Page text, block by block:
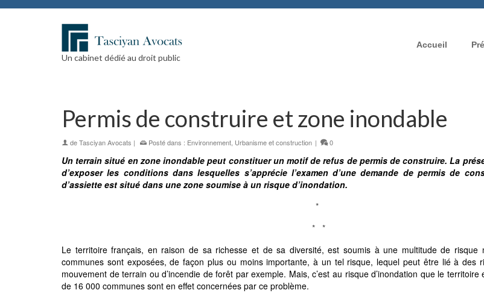
Un cabinet dédié au droit public
Accueil
Permis de construire et zone inondable
deTasciyan Avocats | Posté dans : Environnement, Urbanisme et construction | 0
Un terrain situé en zone inondable peut constituer un motif de refus de permis de construire. La
d’exposer les conditions dans lesquelles s’apprécie l’examen d’une demande de permis de
d’assiette est situé dans une zone soumise à un risque d’inondation.
*
* *
Le territoire français, en raison de sa richesse et de sa diversité, est soumis à une multitude de risque
communes sont exposées, de façon plus ou moins importante, à un tel risque, lequel peut être lié à des
mouvement de terrain ou d’incendie de forêt par exemple. Mais, c’est au risque d’inondation que le
de 16 000 communes sont en effet concernées par ce problème.